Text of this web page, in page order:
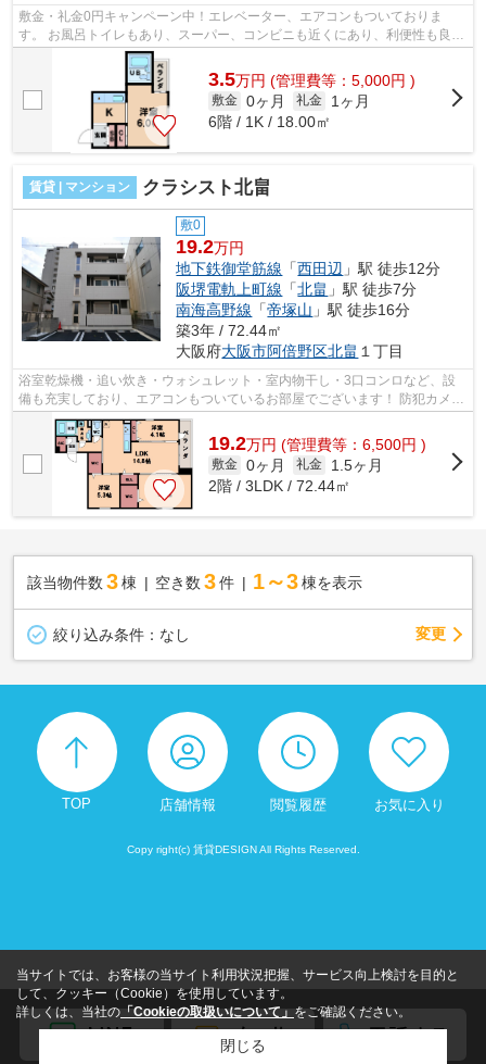
敷金・礼金0円キャンペーン中！エレベーター、エアコンもついておりま
す。 お風呂トイレもあり、スーパー、コンビニも近くにあり、利便性も良好
です。 ■□■□■□■□■□■□■□■□■□■□■□■□■□■□...
3.5万円 (管理費等：5,000円 )
敷金 0ヶ月 礼金
1ヶ月
6階 / 1K / 18.00㎡
賃貸 | マンション クラシスト北畠
敷0
19.2万円
地下鉄御堂筋線 「西田辺 」駅 徒歩12分
阪堺電軌上町線 「北畠 」駅 徒歩7分
南海高野線 「帝塚山 」駅 徒歩16分
築3年 / 72.44㎡
大阪府大阪市阿倍野区北畠 １丁目
浴室乾燥機・追い炊き・ウォシュレット・室内物干し・3口コンロなど、設
備も充実しており、エアコンもついているお部屋でございます！ 防犯カメ
ラ・オートロック・ALSOKホームセキュ...
19.2万円 (管理費等：6,500円 )
敷金 0ヶ月 礼金
1.5ヶ月
2階 / 3LDK / 72.44㎡
該当物件数 3棟 空き数 3 件 1～3 棟を表示
絞り込み条件： なし 変更
TOP 店舗情報 閲覧履歴 お気に入り
Copy right(c) 賃貸DESIGN All Rights Reserved.
当サイトでは、お客様の当サイト利用状況把握、サービス向上検討を目的と
して、クッキー（Cookie）を使用しています。
詳しくは、当社の 「Cookieの取扱いについて」 をご確認ください。
閉じる